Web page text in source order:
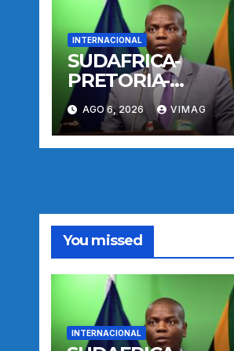
INTERNACIONAL
SUDAFRICA-
PRETORIA-
MIGRACION-
CONFERENCIA DE
PRENSA
AGO 6, 2026 VIMAG
You missed
INTERNACIONAL